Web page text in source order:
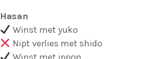
Hasan
Winst met yuko
Nipt verlies met shido